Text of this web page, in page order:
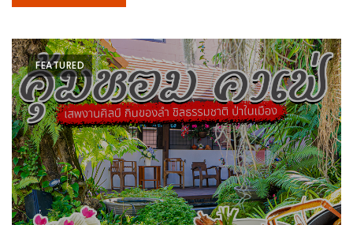
ครั้ง
ที่
2
เทศกาล
เบียร์
ที่
ใหญ่
ที่สุด
ใน
FEATURED